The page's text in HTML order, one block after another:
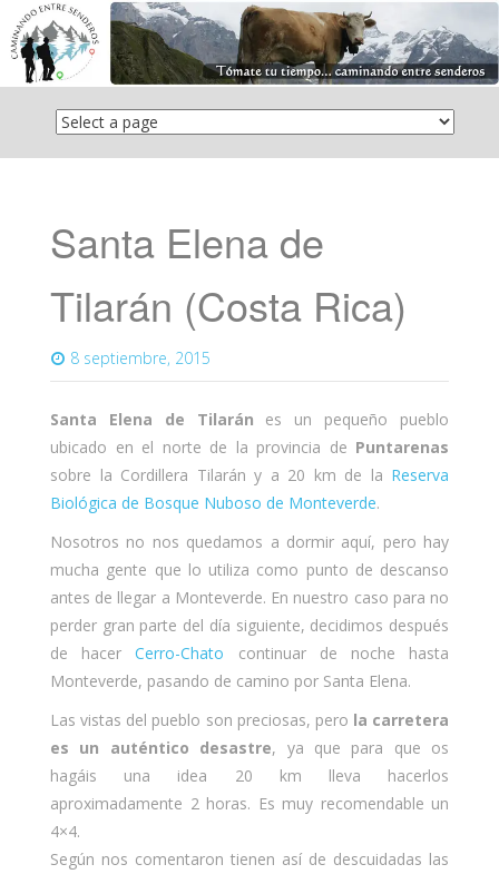
Saltar
contenido
Santa Elena de
Tilarán (Costa Rica)
8 septiembre, 2015
Santa Elena de Tilarán es un pequeño pueblo
ubicado en el norte de la provincia de Puntarenas
sobre la Cordillera Tilarán y a 20 km de la Reserva
Biológica de Bosque Nuboso de Monteverde.
Nosotros no nos quedamos a dormir aquí, pero hay
mucha gente que lo utiliza como punto de descanso
antes de llegar a Monteverde. En nuestro caso para no
perder gran parte del día siguiente, decidimos después
de hacerCerro-Chato continuar de noche hasta
Monteverde, pasando de camino por Santa Elena.
Las vistas del pueblo son preciosas, pero la carretera
es un auténtico desastre, ya que para que os
hagáis una idea 20 km lleva hacerlos
aproximadamente 2 horas. Es muy recomendable un
4×4.
Según nos comentaron tienen así de descuidadas las